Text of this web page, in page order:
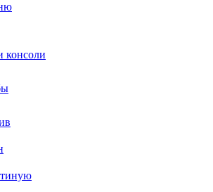
консоли